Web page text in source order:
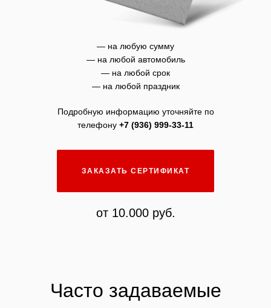
— на любую сумму
— на любой автомобиль
— на любой срок
— на любой праздник
от 10.000 руб.
Подробную информацию уточняйте по
телефону +7 (936) 999-33-11
ЗАКАЗАТЬ СЕРТИФИКАТ
Часто задаваемые